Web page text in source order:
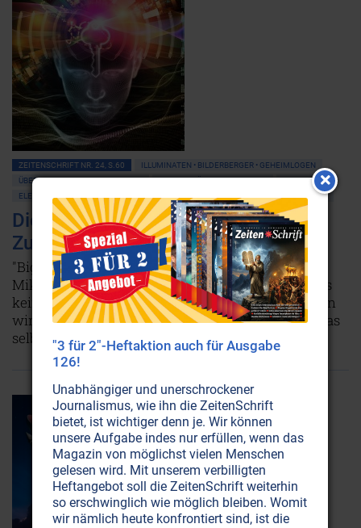
ZEITENSCHRIFT NR. 24, S.60
ILLUMINATEN • BILDERBERGER • GEHEIMLOGEN
ÜBERWACHUNG • MIND CONTROL
VERSCHWÖRUNGSTHEORIEN
GESUNDHEIT
ELEKTROSMOG
WISSENSCHAFT UND ETHIK
Die Mikrowelle - eine Waffe mit
Zukunft
"Big Brother is Watching You" - die
Mikrowellentechnologie macht es möglich, daß es
keine privaten Bereiche mehr gibt - und uns, wenn
wir uns nicht vorsehen, bald nicht einmal mehr das
selbständige Denken gestattet wird.
Weiterlesen...
"3 für 2"-Heftaktion auch für Ausgabe
126!
Unabhängiger und unerschrockener
Journalismus, wie ihn die ZeitenSchrift
bietet, ist wichtiger denn je. Wir können
unsere Aufgabe indes nur erfüllen, wenn das
Magazin von möglichst vielen Menschen
gelesen wird. Mit unserem verbilligten
Heftangebot soll die ZeitenSchrift weiterhin
so erschwinglich wie möglich bleiben. Womit
wir nämlich heute konfrontiert sind, ist die